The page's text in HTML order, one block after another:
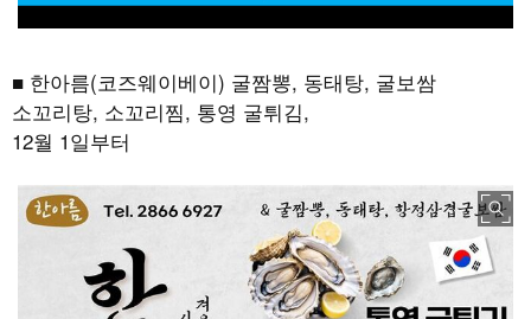
■ 한아름(코즈웨이베이) 굴짬뽕, 동태탕, 굴보쌈
소꼬리탕, 소꼬리찜, 통영 굴튀김,
12월 1일부터